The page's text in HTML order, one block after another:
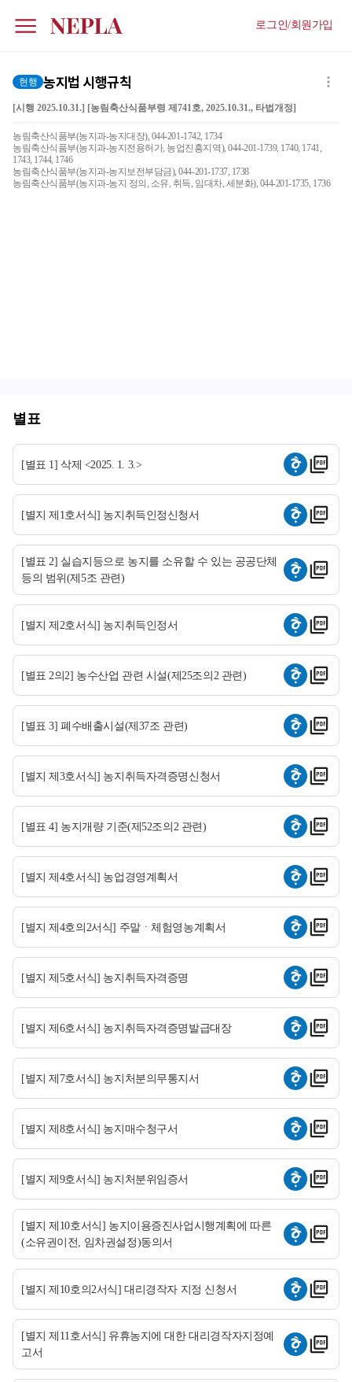
로그인/회원가입
현행 농지법 시행규칙
[시행 2025.10.31.] [농림축산식품부령 제741호, 2025.10.31., 타법개정]
농림축산식품부(농지과-농지대장), 044-201-1742, 1734
농림축산식품부(농지과-농지전용허가, 농업진흥지역), 044-201-1739, 1740, 1741,
1743, 1744, 1746
농림축산식품부(농지과-농지보전부담금), 044-201-1737, 1738
농림축산식품부(농지과-농지 정의, 소유, 취득, 임대차, 세분화), 044-201-1735, 1736
별표
[별표 1] 삭제 <2025. 1. 3.>
[별지 제1호서식] 농지취득인정신청서
[별표 2] 실습지등으로 농지를 소유할 수 있는 공공단체
등의 범위(제5조 관련)
[별지 제2호서식] 농지취득인정서
[별표 2의2] 농수산업 관련 시설(제25조의2 관련)
[별표 3] 폐수배출시설(제37조 관련)
[별지 제3호서식] 농지취득자격증명신청서
[별표 4] 농지개량 기준(제52조의2 관련)
[별지 제4호서식] 농업경영계획서
[별지 제4호의2서식] 주말ㆍ체험영농계획서
[별지 제5호서식] 농지취득자격증명
[별지 제6호서식] 농지취득자격증명발급대장
[별지 제7호서식] 농지처분의무통지서
[별지 제8호서식] 농지매수청구서
[별지 제9호서식] 농지처분위임증서
[별지 제10호서식] 농지이용증진사업시행계획에 따른
(소유권이전, 임차권설정)동의서
[별지 제10호의2서식] 대리경작자 지정 신청서
[별지 제11호서식] 유휴농지에 대한 대리경작자지정예
고서